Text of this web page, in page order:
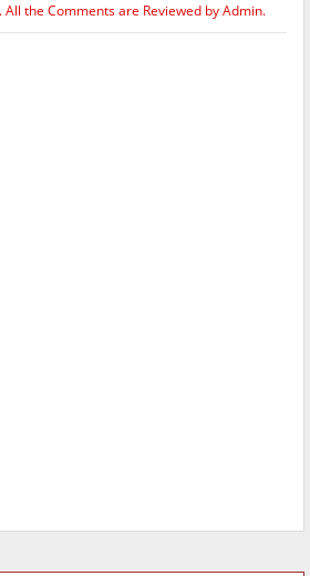
the Comments are Reviewed by Admin.